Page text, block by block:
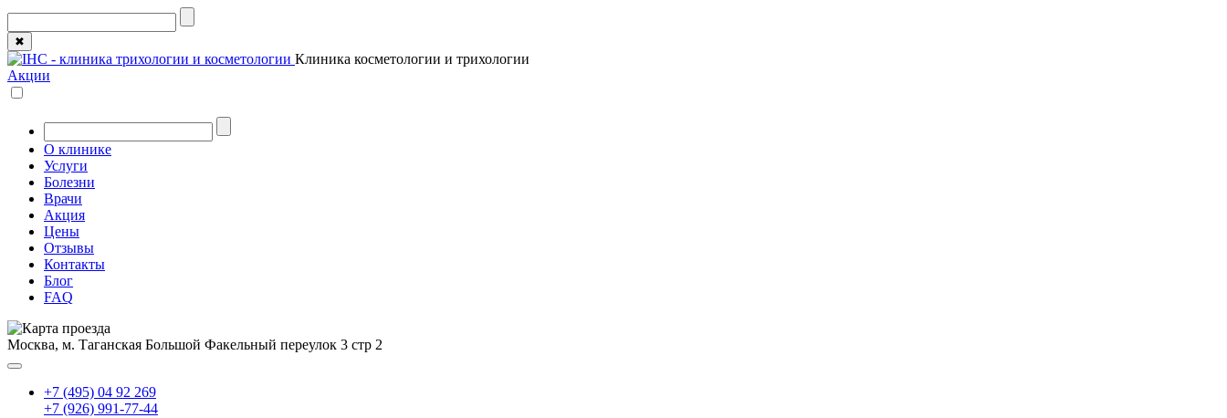
✖
Клиника косметологии и трихологии
Акции
О клинике
Услуги
Болезни
Врачи
Акция
Цены
Отзывы
Контакты
Блог
FAQ
Москва, м. Таганская Большой Факельный переулок 3 стр 2
+7 (495) 04 92 269
+7 (926) 991-77-44